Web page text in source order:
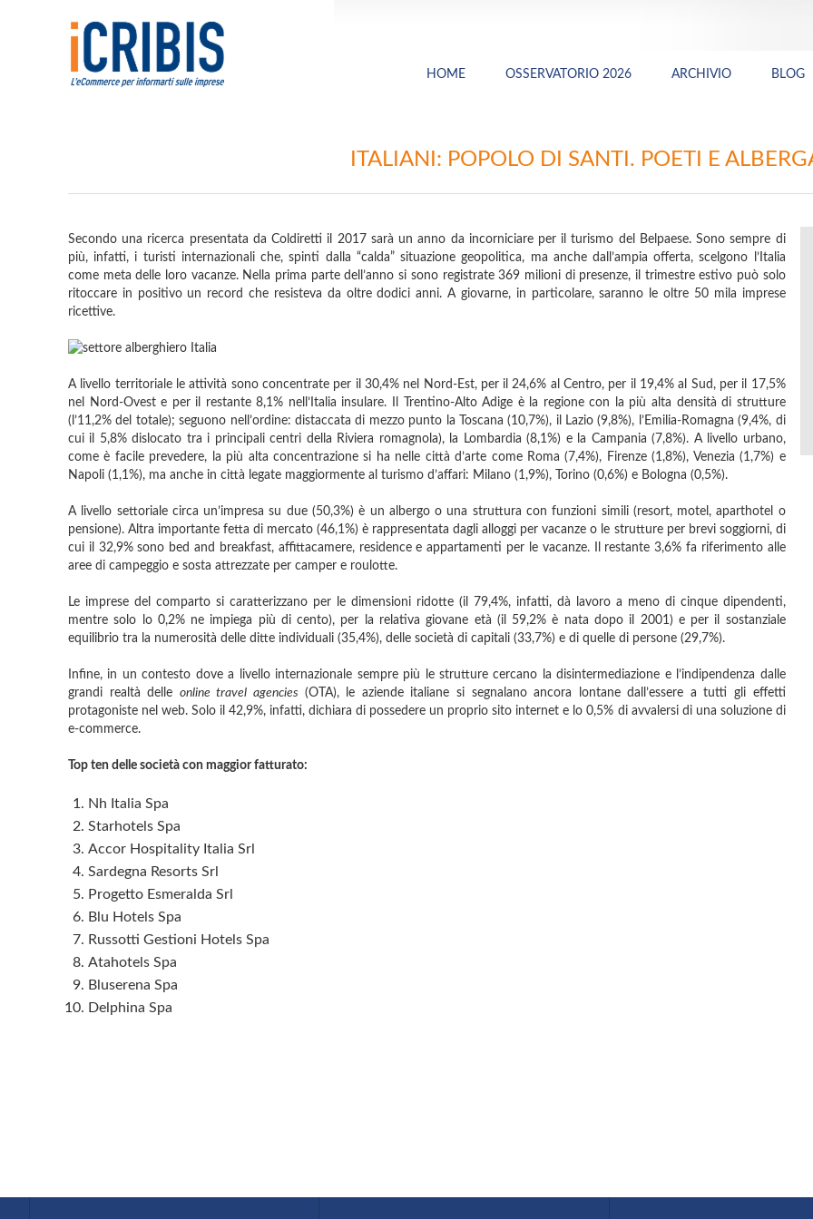
HOME OSSERVATORIO 2026 ARCHIVIO BLOG
ITALIANI: POPOLO DI SANTI. POETI E
Secondo una ricerca presentata da Coldiretti il 2017 sarà un anno da incorniciare per il turismo del Belpaese. Sono sempre di
più, infatti, i turisti internazionali che, spinti dalla “calda” situazione geopolitica, ma anche dall’ampia offerta, scelgono l’Italia
come meta delle loro vacanze. Nella prima parte dell’anno si sono registrate 369 milioni di presenze, il trimestre estivo può solo
ritoccare in positivo un record che resisteva da oltre dodici anni. A giovarne, in particolare, saranno le oltre 50 mila imprese
ricettive.
A livello territoriale le attività sono concentrate per il 30,4% nel Nord-Est, per il 24,6% al Centro, per il 19,4% al Sud, per il 17,5%
nel Nord-Ovest e per il restante 8,1% nell’Italia insulare. Il Trentino-Alto Adige è la regione con la più alta densità di strutture
(l’11,2% del totale); seguono nell’ordine: distaccata di mezzo punto la Toscana (10,7%), il Lazio (9,8%), l’Emilia-Romagna (9,4%, di
cui il 5,8% dislocato tra i principali centri della Riviera romagnola), la Lombardia (8,1%) e la Campania (7,8%). A livello urbano,
come è facile prevedere, la più alta concentrazione si ha nelle città d’arte come Roma (7,4%), Firenze (1,8%), Venezia (1,7%) e
Napoli (1,1%), ma anche in città legate maggiormente al turismo d’affari: Milano (1,9%), Torino (0,6%) e Bologna (0,5%).
A livello settoriale circa un’impresa su due (50,3%) è un albergo o una struttura con funzioni simili (resort, motel, aparthotel o
pensione). Altra importante fetta di mercato (46,1%) è rappresentata dagli alloggi per vacanze o le strutture per brevi soggiorni, di
cui il 32,9% sono bed and breakfast, affittacamere, residence e appartamenti per le vacanze. Il restante 3,6% fa riferimento alle
aree di campeggio e sosta attrezzate per camper e roulotte.
Le imprese del comparto si caratterizzano per le dimensioni ridotte (il 79,4%, infatti, dà lavoro a meno di cinque dipendenti,
mentre solo lo 0,2% ne impiega più di cento), per la relativa giovane età (il 59,2% è nata dopo il 2001) e per il sostanziale
equilibrio tra la numerosità delle ditte individuali (35,4%), delle società di capitali (33,7%) e di quelle di persone (29,7%).
Infine, in un contesto dove a livello internazionale sempre più le strutture cercano la disintermediazione e l’indipendenza dalle
grandi realtà delle online travel agencies (OTA), le aziende italiane si segnalano ancora lontane dall’essere a tutti gli effetti
protagoniste nel web. Solo il 42,9%, infatti, dichiara di possedere un proprio sito internet e lo 0,5% di avvalersi di una soluzione di
e-commerce.
Top ten delle società con maggior fatturato:
Nh Italia Spa
Starhotels Spa
Accor Hospitality Italia Srl
Sardegna Resorts Srl
Progetto Esmeralda Srl
Blu Hotels Spa
Russotti Gestioni Hotels Spa
Atahotels Spa
Bluserena Spa
Delphina Spa